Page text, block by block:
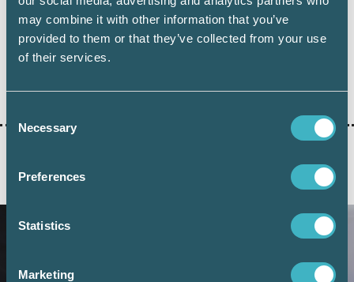
may combine it with other information that you’ve
provided to them or that they’ve collected from your use
of their services.
Selection
Necessary
Preferences
Statistics
Marketing
Dela:
AKTUELLA ARTIKLAR